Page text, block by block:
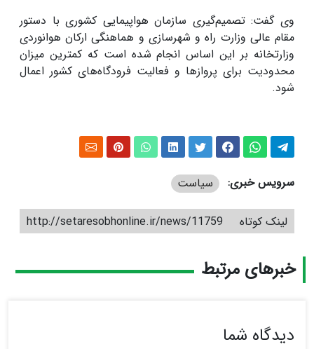
وی گفت: تصمیم‌گیری سازمان هواپیمایی کشوری با دستور
مقام عالی وزارت راه و شهرسازی و هماهنگی ارکان هوانوردی
وزارتخانه بر این اساس انجام شده است که کمترین میزان
محدودیت برای پروازها و فعالیت فرودگاه‌های کشور اعمال
شود.
سرویس خبری: سیاست
لینک کوتاه http://setaresobhonline.ir/news/11759
خبرهای مرتبط
دیدگاه شما